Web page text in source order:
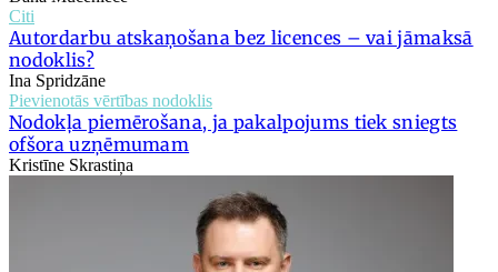
Citi
Autordarbu atskaņošana bez licences – vai jāmaksā
nodoklis?
Ina Spridzāne
Pievienotās vērtības nodoklis
Nodokļa piemērošana, ja pakalpojums tiek sniegts
ofšora uzņēmumam
Kristīne Skrastiņa